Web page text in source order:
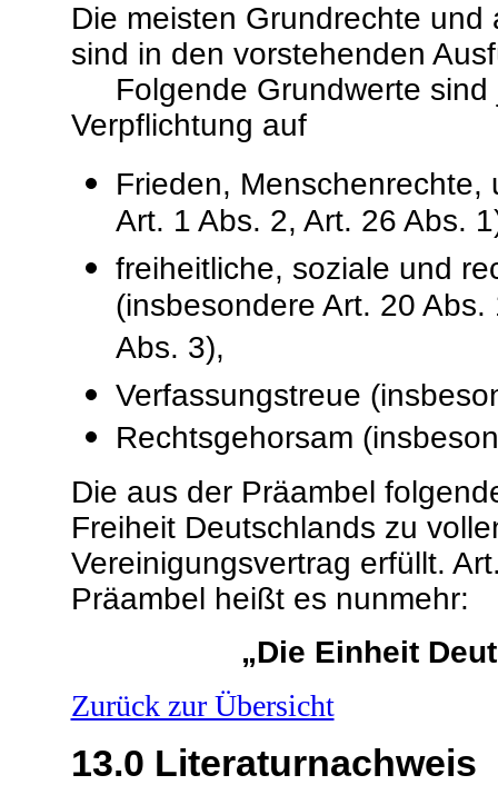
Die meisten Grundrechte
sind in den vorstehenden
Folgende Grundwerte sind
Verpflichtung auf
Frieden,
Art. 1 Abs. 2, Art. 26 Abs.
freiheitliche, soziale und
(insbesondere Art. 20
Abs. 3),
Verfassungstreue
Rechtsgehorsam
Die aus der Präambel
Freiheit Deutschlands zu
Vereinigungsvertrag erfüllt.
Präambel heißt es nunmehr:
„Die Einheit
Zurück zur Übersicht
13.0 Literaturnachweis